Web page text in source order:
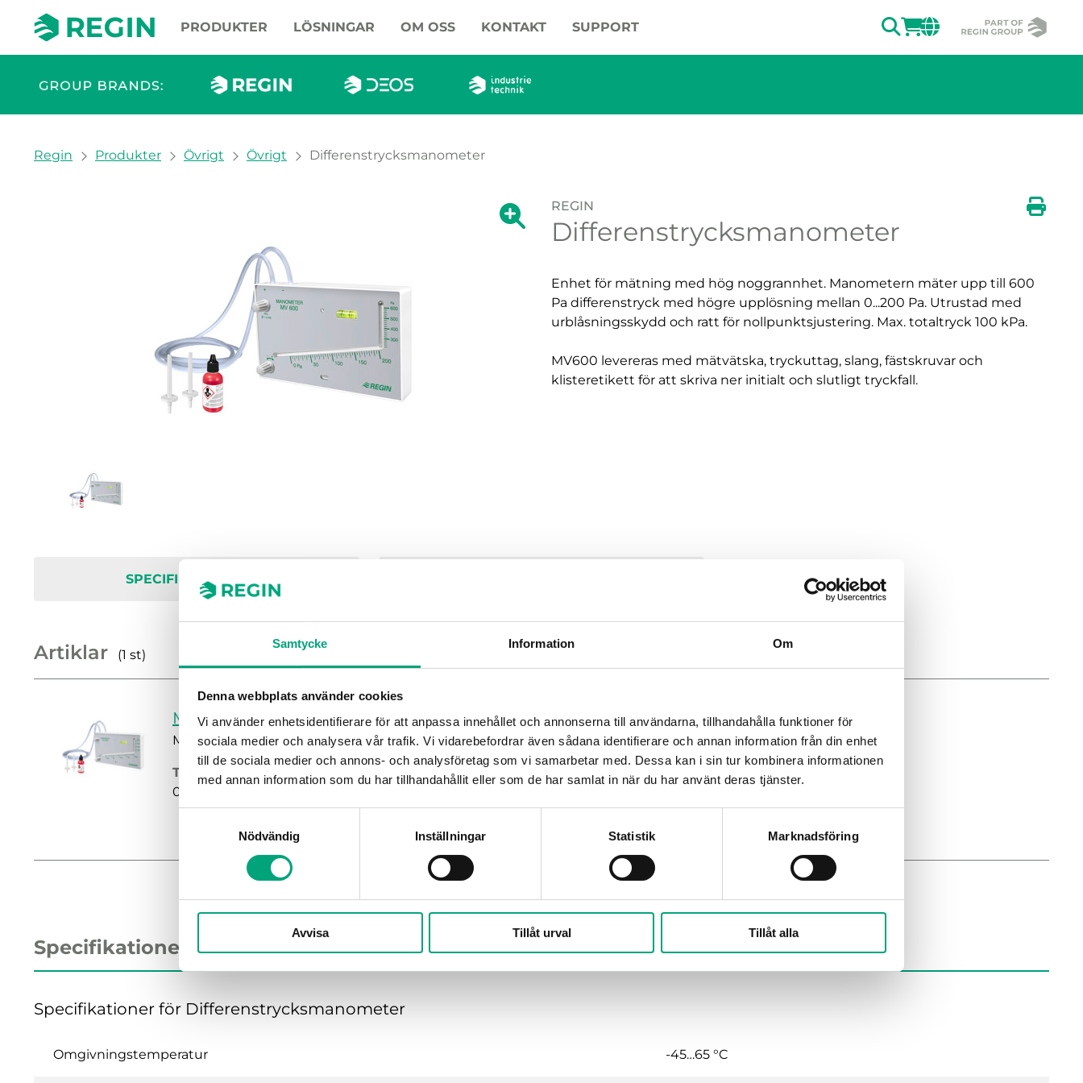
Samtycke Information Om
Denna webbplats använder cookies
Vi använder enhetsidentifierare för att anpassa innehållet och annonserna till användarna, tillhandahålla funktioner för
sociala medier och analysera vår trafik. Vi vidarebefordrar även sådana identifierare och annan information från din enhet
till de sociala medier och annons- och analysföretag som vi samarbetar med. Dessa kan i sin tur kombinera informationen
med annan information som du har tillhandahållit eller som de har samlat in när du har använt deras tjänster.
Nödvändig
Inställningar Statistik Marknadsföring
Avvisa Tillåt urval Tillåt alla
PRODUKTER LÖSNINGAR OM OSS KONTAKT SUPPORT SÖKLOGGA IN
CHANGE
You are here:
Regin Produkter Övrigt Övrigt Differenstrycksmanometer
Visa förstoring av bilden.
Visa förstoring av bilden.
REGIN
Differenstrycksmanometer
Enhet för mätning med hög noggrannhet. Manometern mäter upp till 600
Pa differenstryck med högre upplösning mellan 0...200 Pa. Utrustad med
urblåsningsskydd och ratt för nollpunktsjustering. Max. totaltryck 100 kPa.
MV600 levereras med mätvätska, tryckuttag, slang, fästskruvar och
klisteretikett för att skriva ner initialt och slutligt tryckfall.
SPECIFIKATIONER
Artiklar (1 st)
MV600
Manometer
Tryck, område givare
0…600 Pa
Noggrannhet, tryckgivare 1
Max. tillåtet differens- Tryck givare
100 kPa
Specifikationer
Specifikationer för Differenstrycksmanometer
Omgivningstemperatur -45…65 °C